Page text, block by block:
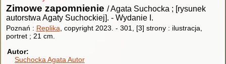
Zimowe zapomnienie / Agata Suchocka ; [rysunek
autorstwa Agaty Suchockiej]. - Wydanie I.
Poznań : Replika , copyright 2023. - 301, [3] strony : ilustracja,
portret ; 21 cm.
Autor
Suchocka Agata Autor